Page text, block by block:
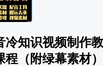
冷知识视频制作教
程（附绿幕素材）